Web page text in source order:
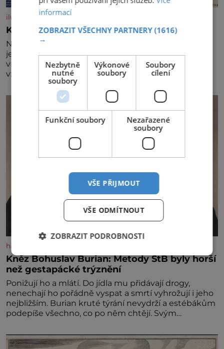
iluxus.cz
Král vín začíná třetí dekádu
Největší český vinařský projekt Král vín ve svém již
jednadvacátém ročníku představil nejlepší domácí
vína. Ta vybírala odborná porota z celkem 1260
vzorků od 157 vinařů. Král vín, který se – i pře
historyplus.cz
Kněz Bohuslav Burian: Metody StB byly horší
než gestapácké trýznění
Ponižují ho a mlátí. Do jídla mu přidávají drogy,
nenechají ho pořádně vyspat a smrtí vyhrožují i jeho
nejbližším. Burian kruté týrání nevydrží a estébákům
podepíše všechno, co po něm chtějí. Svým
výslechů nikdo nevyvíjel fyzický ani psychický nátlak.
Syn brněnského řezníka chce být knězem a
informací
ZOBRAZIT VŠECHNY PARTNERY(1616)
→
Nezbytně
nutné
soubory
Výkonové
soubory
Soubory
cílení
Funkční soubory
Nezařazené
soubory
VŠE PŘIJMOUT
VŠE ODMÍTNOUT
ZOBRAZIT PODROBNOSTI